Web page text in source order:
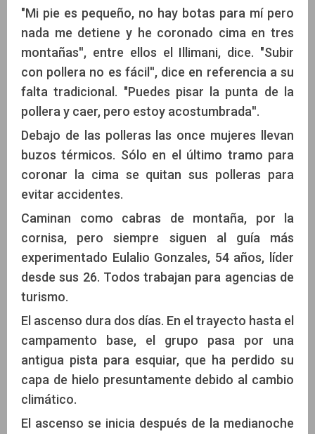
"Mi pie es pequeño, no hay botas para mí pero
nada me detiene y he coronado cima en tres
montañas'', entre ellos el Illimani, dice. "Subir
con pollera no es fácil'', dice en referencia a su
falta tradicional. "Puedes pisar la punta de la
pollera y caer, pero estoy acostumbrada''.
Debajo de las polleras las once mujeres llevan
buzos térmicos. Sólo en el último tramo para
coronar la cima se quitan sus polleras para
evitar accidentes.
Caminan como cabras de montaña, por la
cornisa, pero siempre siguen al guía más
experimentado Eulalio Gonzales, 54 años, líder
desde sus 26. Todos trabajan para agencias de
turismo.
El ascenso dura dos días. En el trayecto hasta el
campamento base, el grupo pasa por una
antigua pista para esquiar, que ha perdido su
capa de hielo presuntamente debido al cambio
climático.
El ascenso se inicia después de la medianoche